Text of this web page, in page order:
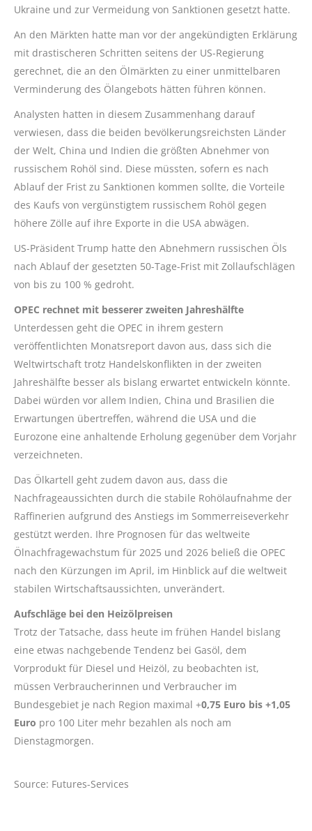
Ukraine und zur Vermeidung von Sanktionen gesetzt hatte.
An den Märkten hatte man vor der angekündigten Erklärung
mit drastischeren Schritten seitens der US-Regierung
gerechnet, die an den Ölmärkten zu einer unmittelbaren
Verminderung des Ölangebots hätten führen können.
Analysten hatten in diesem Zusammenhang darauf
verwiesen, dass die beiden bevölkerungsreichsten Länder
der Welt, China und Indien die größten Abnehmer von
russischem Rohöl sind. Diese müssten, sofern es nach
Ablauf der Frist zu Sanktionen kommen sollte, die Vorteile
des Kaufs von vergünstigtem russischem Rohöl gegen
höhere Zölle auf ihre Exporte in die USA abwägen.
US-Präsident Trump hatte den Abnehmern russischen Öls
nach Ablauf der gesetzten 50-Tage-Frist mit Zollaufschlägen
von bis zu 100 % gedroht.
OPEC rechnet mit besserer zweiten Jahreshälfte
Unterdessen geht die OPEC in ihrem gestern
veröffentlichten Monatsreport davon aus, dass sich die
Weltwirtschaft trotz Handelskonflikten in der zweiten
Jahreshälfte besser als bislang erwartet entwickeln könnte.
Dabei würden vor allem Indien, China und Brasilien die
Erwartungen übertreffen, während die USA und die
Eurozone eine anhaltende Erholung gegenüber dem Vorjahr
verzeichneten.
Das Ölkartell geht zudem davon aus, dass die
Nachfrageaussichten durch die stabile Rohölaufnahme der
Raffinerien aufgrund des Anstiegs im Sommerreiseverkehr
gestützt werden. Ihre Prognosen für das weltweite
Ölnachfragewachstum für 2025 und 2026 beließ die OPEC
nach den Kürzungen im April, im Hinblick auf die weltweit
stabilen Wirtschaftsaussichten, unverändert.
Aufschläge bei den Heizölpreisen
Trotz der Tatsache, dass heute im frühen Handel bislang
eine etwas nachgebende Tendenz bei Gasöl, dem
Vorprodukt für Diesel und Heizöl, zu beobachten ist,
müssen Verbraucherinnen und Verbraucher im
Bundesgebiet je nach Region maximal +0,75 Euro bis +1,05
Euro pro 100 Liter mehr bezahlen als noch am
Dienstagmorgen.
Source: Futures-Services